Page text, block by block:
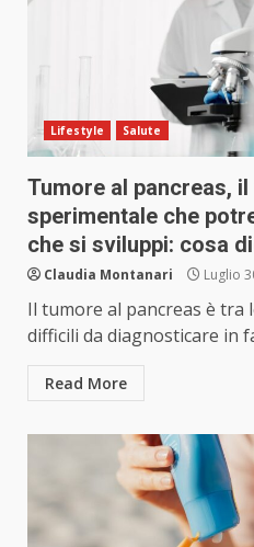
Lifestyle Salute
Tumore al pancreas,
sperimentale che
che si sviluppi: cosa
Claudia Montanari Luglio
Il tumore al pancreas è tra
difficili da diagnosticare in
Read More